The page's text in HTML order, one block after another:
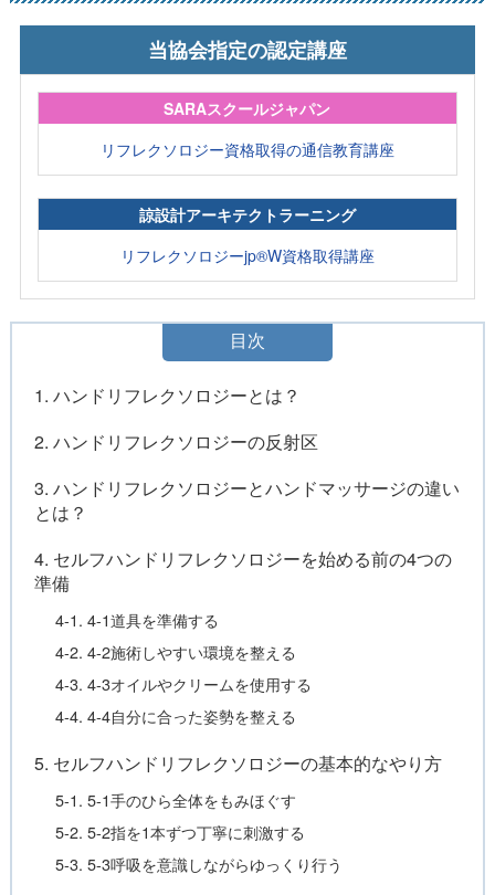
当協会指定の認定講座
SARAスクールジャパン
リフレクソロジー資格取得の通信教育講座
諒設計アーキテクトラーニング
リフレクソロジーjp®W資格取得講座
目次
1. ハンドリフレクソロジーとは？
2. ハンドリフレクソロジーの反射区
3. ハンドリフレクソロジーとハンドマッサージの違い
とは？
4. セルフハンドリフレクソロジーを始める前の4つの
準備
4-1. 4-1道具を準備する
4-2. 4-2施術しやすい環境を整える
4-3. 4-3オイルやクリームを使用する
4-4. 4-4自分に合った姿勢を整える
5. セルフハンドリフレクソロジーの基本的なやり方
5-1. 5-1手のひら全体をもみほぐす
5-2. 5-2指を1本ずつ丁寧に刺激する
5-3. 5-3呼吸を意識しながらゆっくり行う